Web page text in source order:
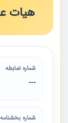
هیات
شماره ضابطه
---
شماره بخشنامه